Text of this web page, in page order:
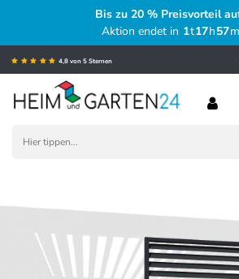
Bis zu 20 % Preisvorteil
Aktion endet in 1t17h57m
4,8 von 5 Sternen